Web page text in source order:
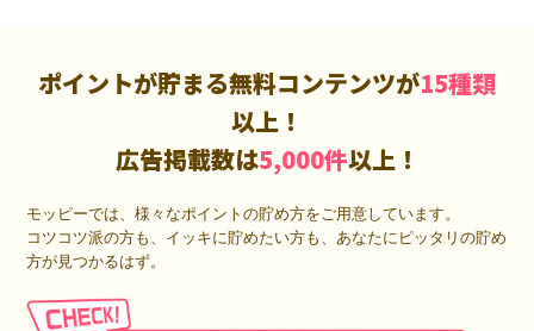
ポイントが貯まる無料コンテンツが15種類
以上！
広告掲載数は5,000件以上！
モッピーでは、様々なポイントの貯め方をご用意しています。
コツコツ派の方も、イッキに貯めたい方も、あなたにピッタリの貯め
方が見つかるはず。